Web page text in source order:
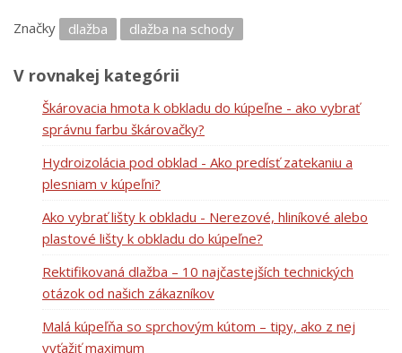
Značky dlažba dlažba na schody
V rovnakej kategórii
Škárovacia hmota k obkladu do kúpeľne - ako vybrať
správnu farbu škárovačky?
Hydroizolácia pod obklad - Ako predísť zatekaniu a
plesniam v kúpeľni?
Ako vybrať lišty k obkladu - Nerezové, hliníkové alebo
plastové lišty k obkladu do kúpeľne?
Rektifikovaná dlažba – 10 najčastejších technických
otázok od našich zákazníkov
Malá kúpeľňa so sprchovým kútom – tipy, ako z nej
vyťažiť maximum